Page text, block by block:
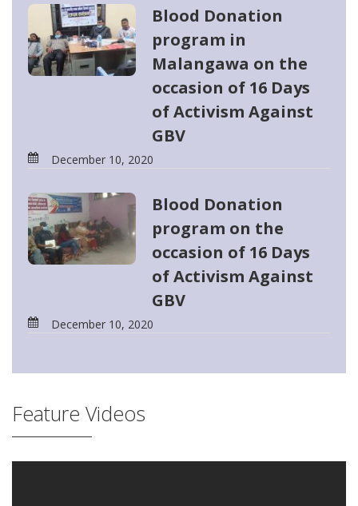
Blood Donation
program in
Malangawa on the
occasion of 16 Days
of Activism Against
GBV
December 10, 2020
Blood Donation
program on the
occasion of 16 Days
of Activism Against
GBV
December 10, 2020
Feature Videos